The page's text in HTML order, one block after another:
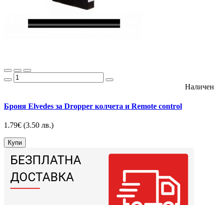
Наличен
Броня Elvedes за Dropper колчета и Remote control
1.79€ (3.50 лв.)
Купи